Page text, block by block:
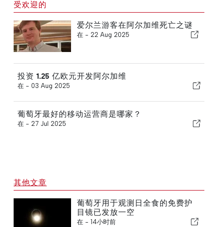
受欢迎的
爱尔兰游客在阿尔加维死亡之谜
在 - 22 Aug 2025
投资 1.25 亿欧元开发阿尔加维
在 - 03 Aug 2025
葡萄牙最好的移动运营商是哪家？
在 - 27 Jul 2025
其他文章
葡萄牙用于观测日全食的免费护
目镜已发放一空
在 - 14小时前